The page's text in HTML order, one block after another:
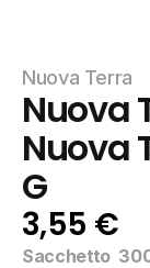
Nuova Terra
Nuova
Nuova
G
3,55 €
Sacchetto